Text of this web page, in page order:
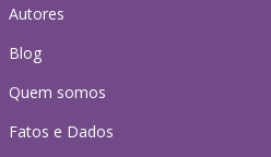
Autores
Blog
Quem somos
Fatos e Dados